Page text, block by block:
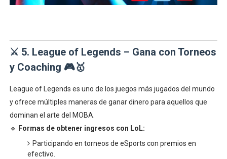
⚔ 5. League of Legends – Gana con Torneos
y Coaching 🎮🥇
League of Legends es uno de los juegos más jugados del mundo
y ofrece múltiples maneras de ganar dinero para aquellos que
dominan el arte del MOBA.
🔹 Formas de obtener ingresos con LoL:
Participando en torneos de eSports con premios en
efectivo.